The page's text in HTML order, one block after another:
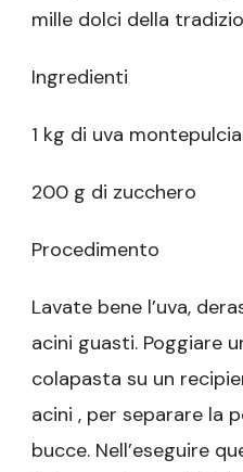
mille dolci della
Ingredienti
1 kg di uva
200 g di zucchero
Procedimento
Lavate bene l’uva,
acini guasti. Poggiare
colapasta su un
acini , per separare la
bucce. Nell’eseguire